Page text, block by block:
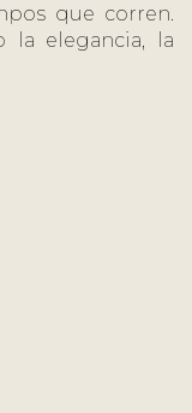
que corren.
la elegancia, la